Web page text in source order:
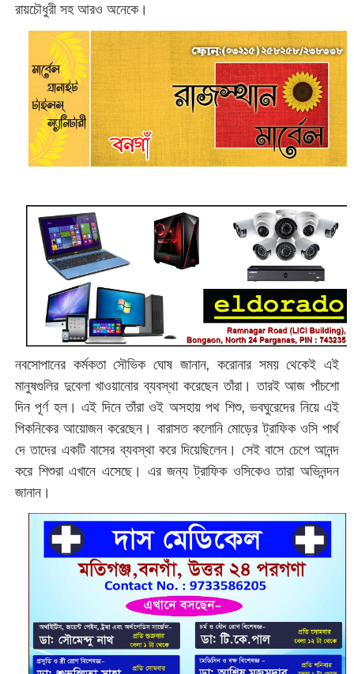
রায়চৌধুরী সহ আরও অনেকে।
নবসোপানের কর্মকতা সৌভিক ঘোষ জানান, করোনার সময় থেকেই এই
মানুষগুলির দুবেলা খাওয়ানোর ব্যবস্থা করেছেন তাঁরা। তারই আজ পাঁচশো
দিন পূর্ণ হল। এই দিনে তাঁরা ওই অসহায় পথ শিশু, ভবঘুরেদের নিয়ে এই
পিকনিকের আয়োজন করেছেন। বারাসত কলোনি মোড়ের ট্রাফিক ওসি পার্থ
দে তাদের একটি বাসের ব্যবস্থা করে দিয়েছিলেন। সেই বাসে চেপে আনন্দ
করে শিশুরা এখানে এসেছে। এর জন্য ট্রাফিক ওসিকেও তারা অভিনন্দন
জানান।